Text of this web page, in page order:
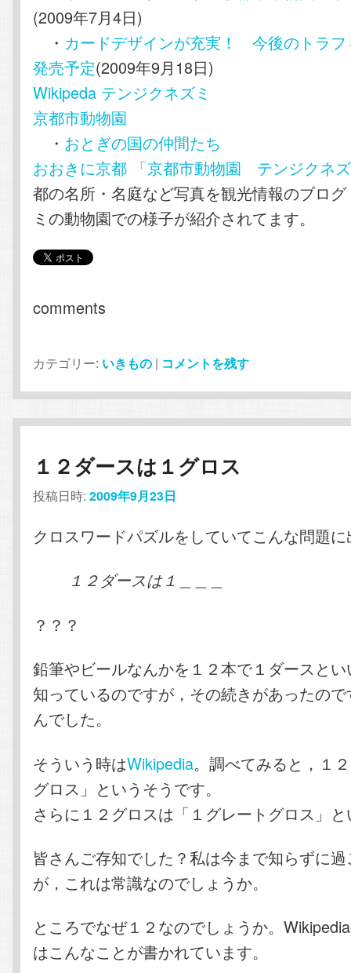
(2009年7月4日)
・ カードデザインが充実！ 今後のトラフ
発売予定(2009年9月18日)
Wikipeda テンジクネズミ
京都市動物園
・ おとぎの国の仲間たち
おおきに京都 「京都市動物園 テンジクネ
都の名所・名庭など写真を観光情報のブロ
ミの動物園での様子が紹介されてます。
comments
カテゴリー: いきもの | コメントを残す
１２ダースは１グロス
投稿日時:2009年9月23日
クロスワードパズルをしていてこんな問題
１２ダースは１＿＿＿
？？？
鉛筆やビールなんかを１２本で１ダースと
知っているのですが，その続きがあったの
んでした。
そういう時はWikipedia。調べてみると，１
グロス」というそうです。
さらに１２グロスは「１グレートグロス」
皆さんご存知でした？私は今まで知らずに
が，これは常識なのでしょうか。
ところでなぜ１２なのでしょうか。
はこんなことが書かれています。